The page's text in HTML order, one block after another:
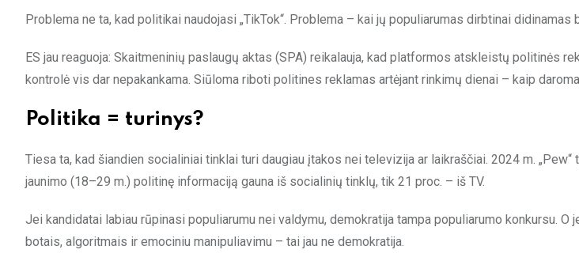
Problema ne ta, kad politikai naudojasi „TikTok“. Problema – kai jų populiarumas dirbtinai
ES jau reaguoja: Skaitmeninių paslaugų aktas (SPA) reikalauja, kad platformos atskleistų politinės
kontrolė vis dar nepakankama. Siūloma riboti politines reklamas artėjant rinkimų dienai – kaip
Politika = turinys?
Tiesa ta, kad šiandien socialiniai tinklai turi daugiau įtakos nei televizija ar laikraščiai. 2024 m. „Pew“
jaunimo (18–29 m.) politinę informaciją gauna iš socialinių tinklų, tik 21 proc. – iš TV.
Jei kandidatai labiau rūpinasi populiarumu nei valdymu, demokratija tampa populiarumo konkursu. O
botais, algoritmais ir emociniu manipuliavimu – tai jau ne demokratija.